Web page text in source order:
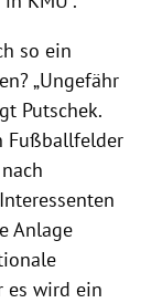
so ein
„Ungefähr
Putschek.
Fußballfelder
Anlage
es wird ein